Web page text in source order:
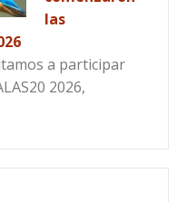
las
a participar
2026,